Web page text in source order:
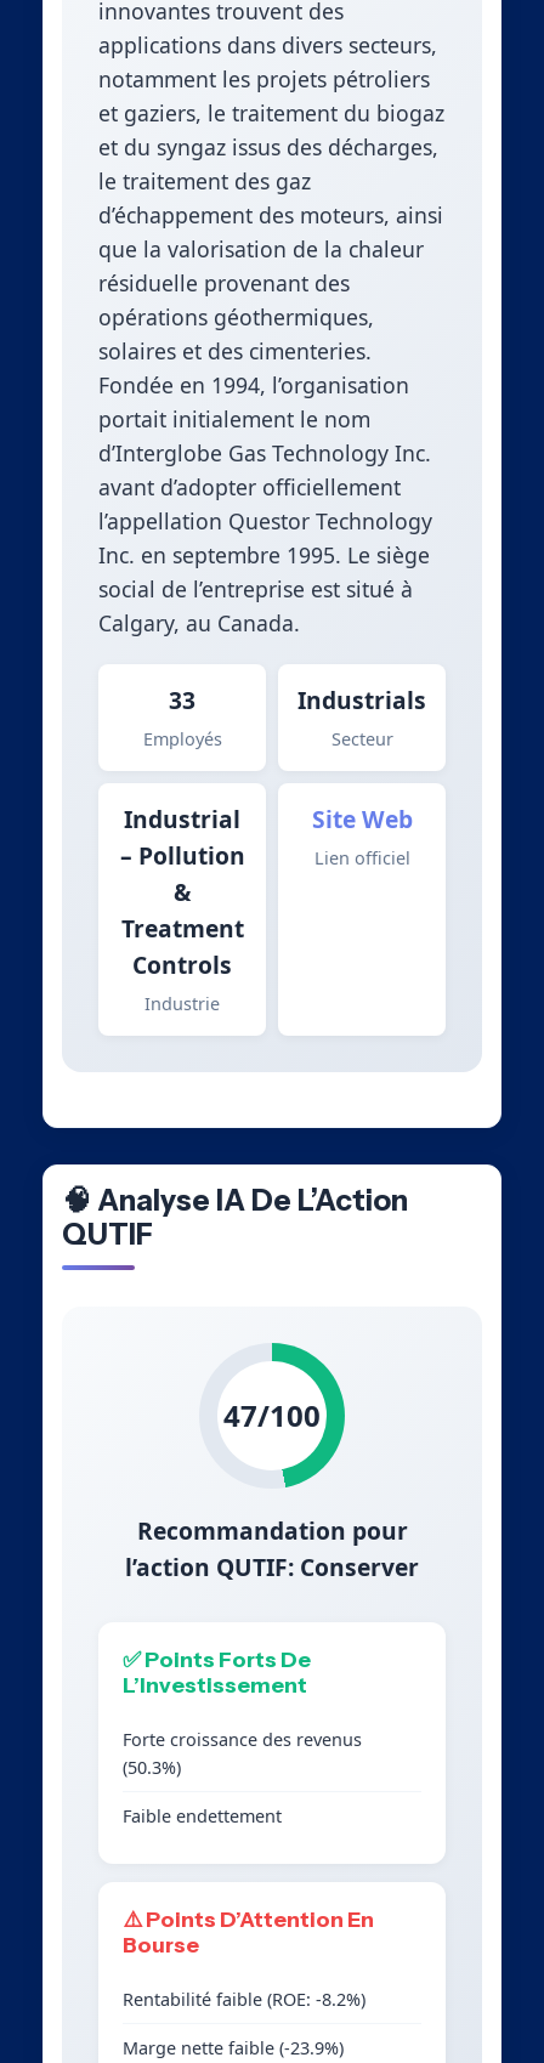
innovantes trouvent des
applications dans divers secteurs,
notamment les projets pétroliers
et gaziers, le traitement du biogaz
et du syngaz issus des décharges,
le traitement des gaz
d’échappement des moteurs, ainsi
que la valorisation de la chaleur
résiduelle provenant des
opérations géothermiques,
solaires et des cimenteries.
Fondée en 1994, l’organisation
portait initialement le nom
d’Interglobe Gas Technology Inc.
avant d’adopter officiellement
l’appellation Questor Technology
Inc. en septembre 1995. Le siège
social de l’entreprise est situé à
Calgary, au Canada.
33
Employés
Industrials
Secteur
Industrial
– Pollution
&
Treatment
Controls
Industrie
Site Web
Lien officiel
🧠 Analyse IA De L’Action
QUTIF
47/100
Recommandation pour
l’action QUTIF: Conserver
✅ Points Forts De
L’Investissement
Forte croissance des revenus
(50.3%)
Faible endettement
⚠️ Points D’Attention En
Bourse
Rentabilité faible (ROE: -8.2%)
Marge nette faible (-23.9%)